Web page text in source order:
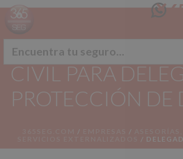
SEGURO
CIVIL PARA
PROTECCIÓN DE
/ /
/